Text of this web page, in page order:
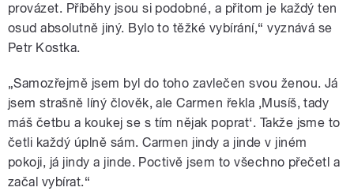
provázet. Příběhy jsou si podobné, a přitom je každý ten
osud absolutně jiný. Bylo to těžké vybírání,“ vyznává se
Petr Kostka.
„Samozřejmě jsem byl do toho zavlečen svou ženou. Já
jsem strašně líný člověk, ale Carmen řekla ‚Musíš, tady
máš četbu a koukej se s tím nějak poprat‘. Takže jsme to
četli každý úplně sám. Carmen jindy a jinde v jiném
pokoji, já jindy a jinde. Poctivě jsem to všechno přečetl a
začal vybírat.“